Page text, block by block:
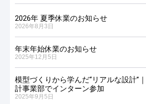
2026年 夏季休業のお知らせ
2026年8月3日
年末年始休業のお知らせ
2025年12月5日
模型づくりから学んだ“リアルな設計”
計事業部でインターン参加
2025年9月5日